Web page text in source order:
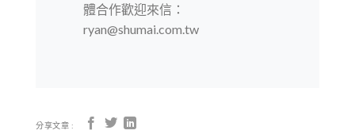
體合作歡迎來信：
ryan@shumai.com.tw
分享文章 :